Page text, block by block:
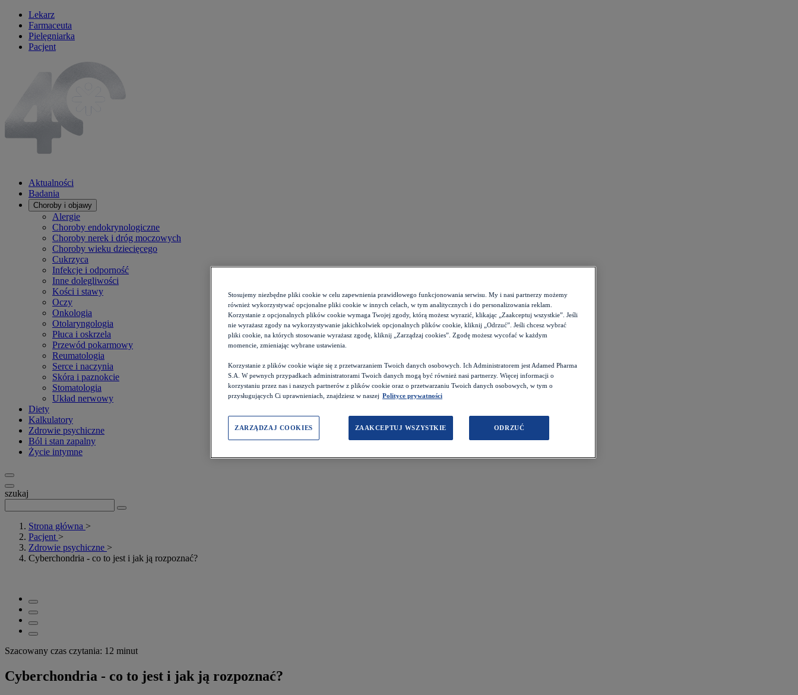
Lekarz
Farmaceuta
Pielęgniarka
Pacjent
Aktualności
Badania
Choroby i objawy
Alergie
Choroby endokrynologiczne
Choroby nerek i dróg moczowych
Choroby wieku dziecięcego
Cukrzyca
Infekcje i odporność
Inne dolegliwości
Kości i stawy
Oczy
Onkologia
Otolaryngologia
Płuca i oskrzela
Przewód pokarmowy
Reumatologia
Serce i naczynia
Skóra i paznokcie
Stomatologia
Układ nerwowy
Diety
Kalkulatory
Zdrowie psychiczne
Ból i stan zapalny
Życie intymne
szukaj
Strona główna >
Pacjent >
Zdrowie psychiczne >
Cyberchondria - co to jest i jak ją rozpoznać?
Szacowany czas czytania: 12 minut
Cyberchondria - co to jest i jak ją rozpoznać?
Stosujemy niezbędne pliki cookie w celu zapewnienia prawidłowego funkcjonowania serwisu. My i nasi partnerzy możemy
również wykorzystywać opcjonalne pliki cookie w innych celach, w tym analitycznych i do personalizowania reklam.
Korzystanie z opcjonalnych plików cookie wymaga Twojej zgody, którą możesz wyrazić, klikając „Zaakceptuj wszystkie”. Jeśli
nie wyrażasz zgody na wykorzystywanie jakichkolwiek opcjonalnych plików cookie, kliknij „Odrzuć”. Jeśli chcesz wybrać
pliki cookie, na których stosowanie wyrażasz zgodę, kliknij „Zarządzaj cookies”. Zgodę możesz wycofać w każdym
momencie, zmieniając wybrane ustawienia.
Korzystanie z plików cookie wiąże się z przetwarzaniem Twoich danych osobowych. Ich Administratorem jest Adamed Pharma
S.A. W pewnych przypadkach administratorami Twoich danych mogą być również nasi partnerzy. Więcej informacji o
korzystaniu przez nas i naszych partnerów z plików cookie oraz o przetwarzaniu Twoich danych osobowych, w tym o
przysługujących Ci uprawnieniach, znajdziesz w naszej Polityce prywatności
ZAAKCEPTUJ WSZYSTKIE ODRZUĆ
ZARZĄDZAJ COOKIES